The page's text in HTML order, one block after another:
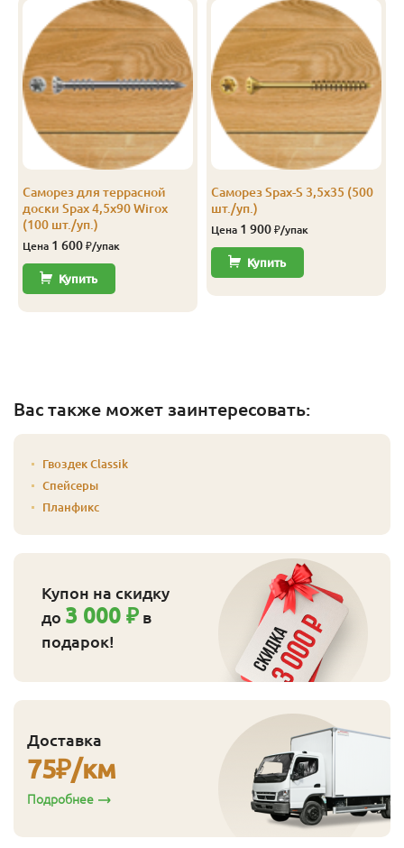
Саморез для террасной
доски Spax 4,5х90 Wirox
(100 шт./уп.)
Цена 1 600 ₽/упак
Купить
Саморез Spax-S 3,5х35 (500
шт./уп.)
Цена 1 900 ₽/упак
Купить
Вас также может заинтересовать:
Гвоздек Classik
Спейсеры
Планфикс
Купон на скидку
до 3 000 ₽ в
подарок!
Доставка
75₽/км
Подробнее